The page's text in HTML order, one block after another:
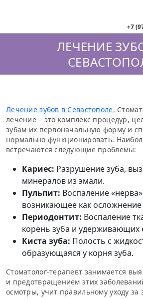
+7
ЛЕЧЕНИЕ
Лечение зубов в Севастополе.
лечение – это комплекс процедур,
зубам их первоначальную форму и
нормально функционировать.
встречаются следующие проблемы:
Кариес: Разрушение зуба,
минералов из эмали.
Пульпит: Воспаление
возникающее как осложнение
Периодонтит: Воспаление
корень зуба и удерживающих
Киста зуба: Полость с
образующаяся у корня зуба.
Стоматолог-терапевт занимается
и предотвращением этих
осмотры, учит правильному уходу за